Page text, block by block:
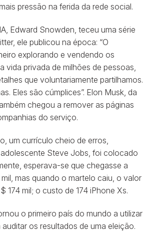
pressão na ferida da rede social.
Edward Snowden, teceu uma série
ele publicou na época: “O
explorando e vendendo os
vida privada de milhões de pessoas,
que voluntariamente partilhamos.
Eles são cúmplices”. Elon Musk, da
chegou a remover as páginas
do serviço.
um currículo cheio de erros,
Steve Jobs, foi colocado
esperava-se que chegasse a
mas quando o martelo caiu, o valor
174 mil; o custo de 174 iPhone Xs.
o primeiro país do mundo a utilizar
os resultados de uma eleição.